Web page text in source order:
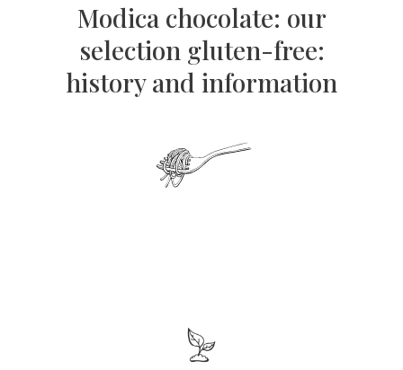
Modica chocolate: our
selection gluten-free:
history and information